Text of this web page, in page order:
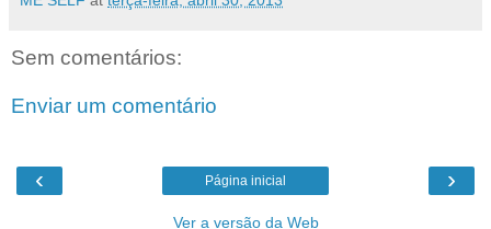
Sem comentários:
Enviar um comentário
‹ ›
Página inicial
Ver a versão da Web